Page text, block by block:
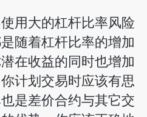
用大的杠杆比率风险
随着杠杆比率的增加
在收益的同时也增加
计划交易时应该有思
是差价合约与其它交